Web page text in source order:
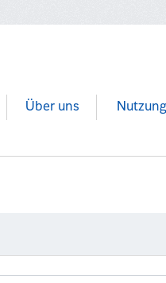
Über uns Nutzung